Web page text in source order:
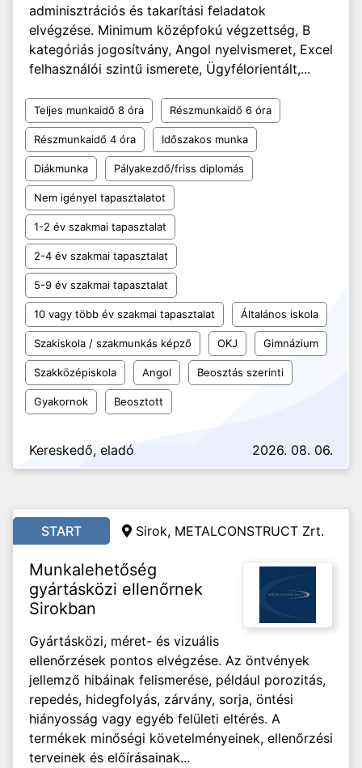
adminisztrációs és takarítási feladatok
elvégzése. Minimum középfokú végzettség, B
kategóriás jogosítvány, Angol nyelvismeret, Excel
felhasználói szintű ismerete, Ügyfélorientált,...
Teljes munkaidő 8 óra Részmunkaidő 6 óra
Részmunkaidő 4 óra Időszakos munka
Diákmunka Pályakezdő/friss diplomás
Nem igényel tapasztalatot
1-2 év szakmai tapasztalat
2-4 év szakmai tapasztalat
5-9 év szakmai tapasztalat
10 vagy több év szakmai tapasztalat Általános iskola
Szakiskola / szakmunkás képző OKJ Gimnázium
Szakközépiskola Angol Beosztás szerinti
Gyakornok Beosztott
Kereskedő, eladó 2026. 08. 06.
START Sirok, METALCONSTRUCT Zrt.
Munkalehetőség
gyártásközi ellenőrnek
Sirokban
Gyártásközi, méret- és vizuális
ellenőrzések pontos elvégzése. Az öntvények
jellemző hibáinak felismerése, például porozitás,
repedés, hidegfolyás, zárvány, sorja, öntési
hiányosság vagy egyéb felületi eltérés. A
termékek minőségi követelményeinek, ellenőrzési
terveinek és előírásainak...